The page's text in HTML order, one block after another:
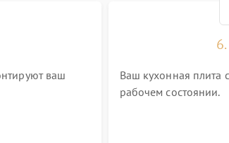
ваш
Ваш кухонная плита
рабочем состоянии.